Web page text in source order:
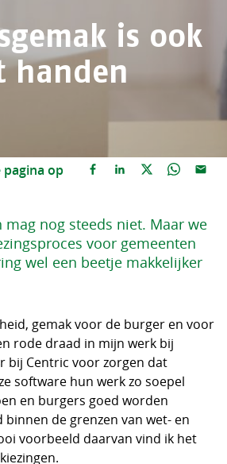
is ook
handen
pagina op
nog steeds niet. Maar we
voor gemeenten
wel een beetje makkelijker
gemak voor de burger en voor
rode draad in mijn werk bij
bij Centric voor zorgen dat
software hun werk zo soepel
en burgers goed worden
de grenzen van wet- en
voorbeeld daarvan vind ik het